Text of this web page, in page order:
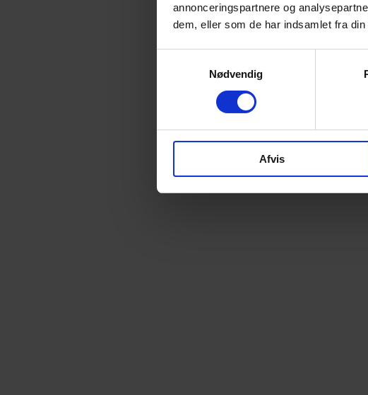
annonceringspartnere og
dem, eller som de har indsamlet fra
Nødvendig
Afvis